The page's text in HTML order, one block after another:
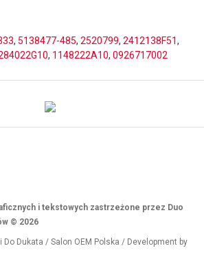
, 5138477-485, 2520799, 2412138F51,
, 1148222A10, 0926717002
i tekstowych zastrzeżone przez Duo
© 2026
Do Dukata / Salon OEM Polska / Development by